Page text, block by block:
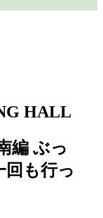
HALL
編 ぶっ
も行っ